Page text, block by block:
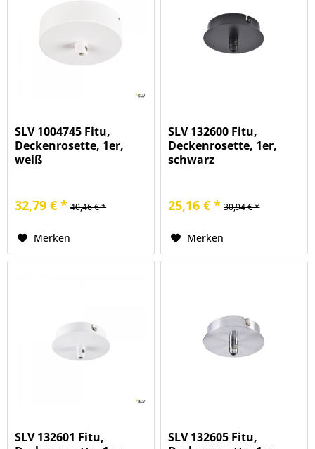
SLV 1004745 Fitu,
Deckenrosette, 1er,
weiß
32,79 € * 40,46 € *
Merken
SLV 132600 Fitu,
Deckenrosette, 1er,
schwarz
25,16 € * 30,94 € *
Merken
SLV 132601 Fitu,
SLV 132605 Fitu,